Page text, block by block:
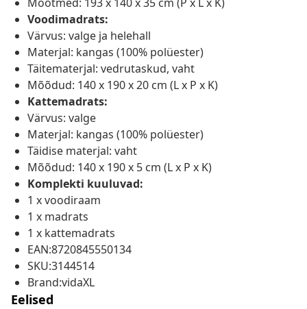
Voodimadrats:
Värvus: valge ja helehall
Materjal: kangas (100% polüester)
Täitematerjal: vedrutaskud, vaht
Mõõdud: 140 x 190 x 20 cm (L x P x K)
Kattemadrats:
Värvus: valge
Materjal: kangas (100% polüester)
Täidise materjal: vaht
Mõõdud: 140 x 190 x 5 cm (L x P x K)
Komplekti kuuluvad:
1 x voodiraam
1 x madrats
1 x kattemadrats
EAN:8720845550134
SKU:3144514
Brand:vidaXL
Eelised